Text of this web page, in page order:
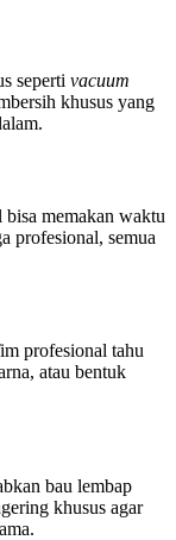
seperti vacuum
khusus yang
bisa memakan waktu
profesional, semua
profesional tahu
atau bentuk
bau lembap
khusus agar